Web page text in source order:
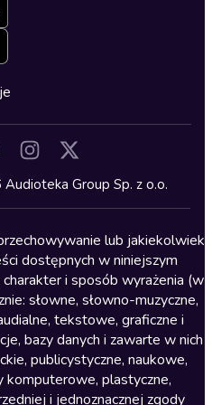
Group Sp. z o.o.
lub jakiekolwiek
dostępnych w niniejszym
i sposób wyrażenia (w
słowne, słowno-muzyczne,
tekstowe, graficzne i
bazy danych i zawarte w nich
publicystyczne, naukowe,
komputerowe, plastyczne,
i jednoznacznej zgody